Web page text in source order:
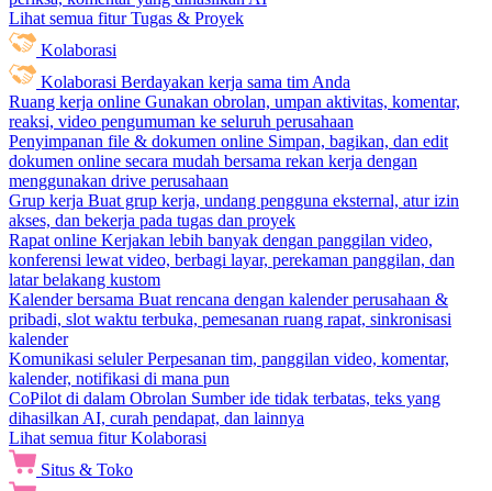
Lihat semua fitur Tugas & Proyek
Kolaborasi
Kolaborasi Berdayakan kerja sama tim Anda
Ruang kerja online Gunakan obrolan, umpan aktivitas, komentar,
reaksi, video pengumuman ke seluruh perusahaan
Penyimpanan file & dokumen online Simpan, bagikan, dan edit
dokumen online secara mudah bersama rekan kerja dengan
menggunakan drive perusahaan
Grup kerja Buat grup kerja, undang pengguna eksternal, atur izin
akses, dan bekerja pada tugas dan proyek
Rapat online Kerjakan lebih banyak dengan panggilan video,
konferensi lewat video, berbagi layar, perekaman panggilan, dan
latar belakang kustom
Kalender bersama Buat rencana dengan kalender perusahaan &
pribadi, slot waktu terbuka, pemesanan ruang rapat, sinkronisasi
kalender
Komunikasi seluler Perpesanan tim, panggilan video, komentar,
kalender, notifikasi di mana pun
CoPilot di dalam Obrolan Sumber ide tidak terbatas, teks yang
dihasilkan AI, curah pendapat, dan lainnya
Lihat semua fitur Kolaborasi
Situs & Toko